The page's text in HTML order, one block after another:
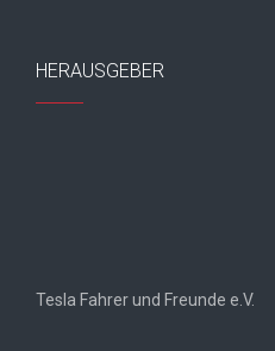
HERAUSGEBER
Tesla Fahrer und Freunde e.V.